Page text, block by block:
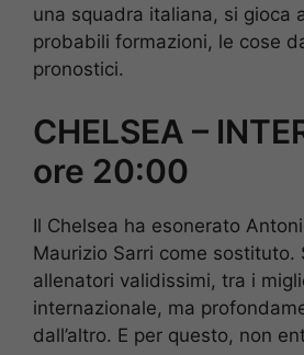
una squadra italiana, si gioca
probabili formazioni, le cose
pronostici.
CHELSEA –
ore 20:00
Il Chelsea ha esonerato
Maurizio Sarri come sostituto.
allenatori validissimi, tra i
internazionale, ma
dall’altro. E per questo, non